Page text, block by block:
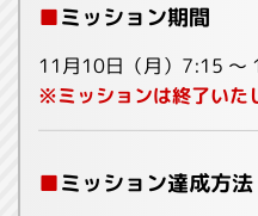
■ミッション期間
11月10日（月）7:15 ～
※ミッションは終了いた
■ミッション達成方法